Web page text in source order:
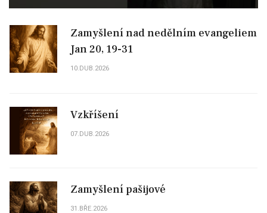
Zamyšlení nad nedělním evangeliem
Jan 20, 19-31
10.DUB.2026
Vzkříšení
07.DUB.2026
Zamyšlení pašijové
31.BŘE.2026